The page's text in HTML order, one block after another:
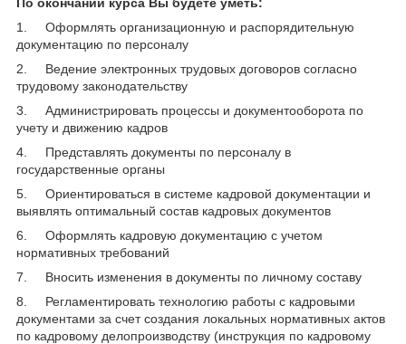
1. Оформлять организационную и распорядительную
документацию по персоналу
2. Ведение электронных трудовых договоров согласно
трудовому законодательству
3. Администрировать процессы и документооборота по
учету и движению кадров
4. Представлять документы по персоналу в
государственные органы
5. Ориентироваться в системе кадровой документации и
выявлять оптимальный состав кадровых документов
6. Оформлять кадровую документацию с учетом
нормативных требований
7. Вносить изменения в документы по личному составу
8. Регламентировать технологию работы с кадровыми
документами за счет создания локальных нормативных актов
по кадровому делопроизводству (инструкция по кадровому